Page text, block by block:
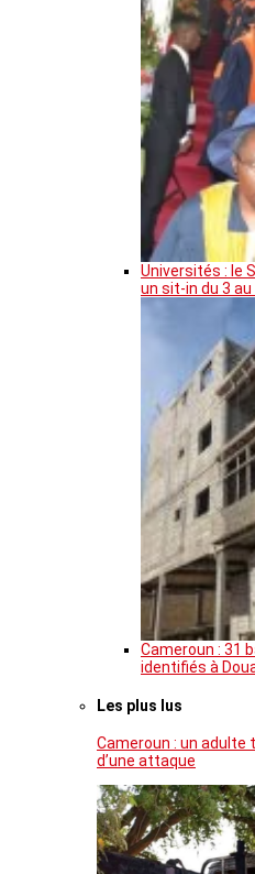
Universités : le
un sit-in du 3
Cameroun : 31
identifiés à
Les plus lus
Cameroun : un adulte
d’une attaque